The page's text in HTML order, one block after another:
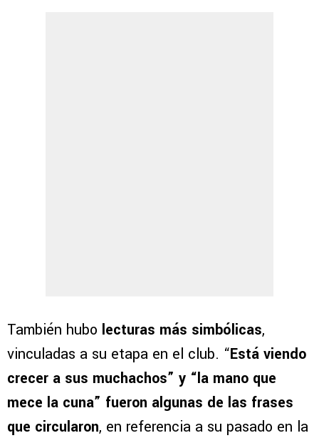
También hubo lecturas más simbólicas,
vinculadas a su etapa en el club. “Está viendo
crecer a sus muchachos” y “la mano que
mece la cuna” fueron algunas de las frases
que circularon, en referencia a su pasado en la